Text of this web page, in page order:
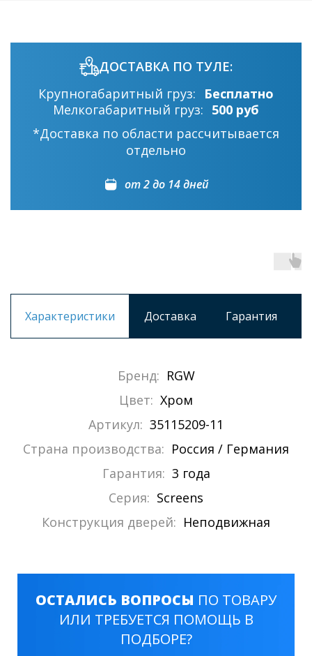
ДОСТАВКА ПО ТУЛЕ:
Крупногабаритный груз:
Бесплатно
Мелкогабаритный груз: 500 руб
*Доставка по области рассчитывается
отдельно
от 2 до 14 дней
Характеристики Доставка Гарантия
Бренд: RGW
Цвет: Хром
Артикул: 35115209-11
Страна производства: Россия / Германия
Гарантия: 3 года
Серия: Screens
Конструкция дверей: Неподвижная
ОСТАЛИСЬ ВОПРОСЫ ПО ТОВАРУ
ИЛИ ТРЕБУЕТСЯ ПОМОЩЬ В
ПОДБОРЕ?